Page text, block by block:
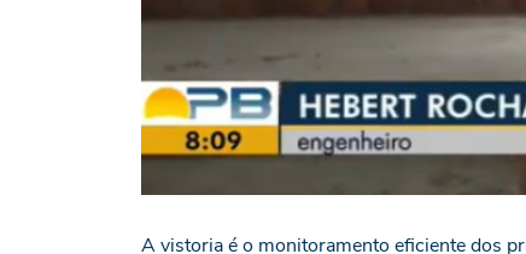
A vistoria é o monitoramento eficiente dos